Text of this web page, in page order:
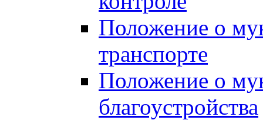
Положение о
транспорте
Положение о
благоустройства